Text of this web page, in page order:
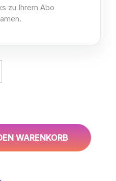
zu Ihrem Abo
– In the Saddle of Life Menge
WARENKORB